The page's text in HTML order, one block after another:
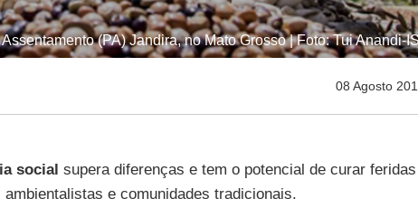
(PA) Jandira, no Mato Grosso | Foto: Tui Anandi-
08 Agosto
social supera diferenças e tem o potencial de curar feridas
e comunidades tradicionais.